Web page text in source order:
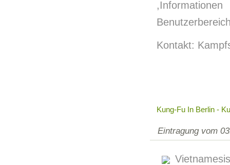
Kontakt:
Kung-Fu In Berlin -
Eintragung vom